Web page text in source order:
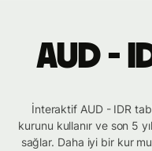
AUD -
İnteraktif AUD - IDR
kurunu kullanır ve son 5
sağlar. Daha iyi bir kur